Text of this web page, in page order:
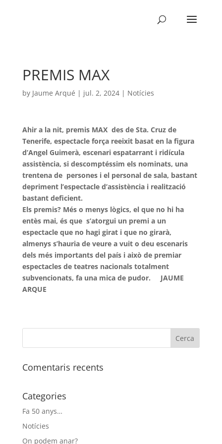
PREMIS MAX
by Jaume Arqué | jul. 2, 2024| Notícies
Ahir a la nit, premis MAX des de Sta. Cruz de
Tenerife, espectacle força reeixit basat en la figura
d’Angel Guimerà, escenari espatarrant i ridícula
assistència, si descomptéssim els nominats, una
trentena de persones i el personal de sala, bastant
depriment l’espectacle d’assistència i realització
bastant deficient.
Els premis? Més o menys lògics, el que no hi ha
entès mai, és que s’atorgui un premi a un
espectacle que no hagi girat i que no girarà,
almenys s’hauria de veure a vuit o deu escenaris
dels més importants del país i això de premiar
espectacles de teatres nacionals totalment
subvencionats, fa una mica de pudor. JAUME
ARQUE
Comentaris recents
Categories
Fa 50 anys…
Notícies
On podem anar?